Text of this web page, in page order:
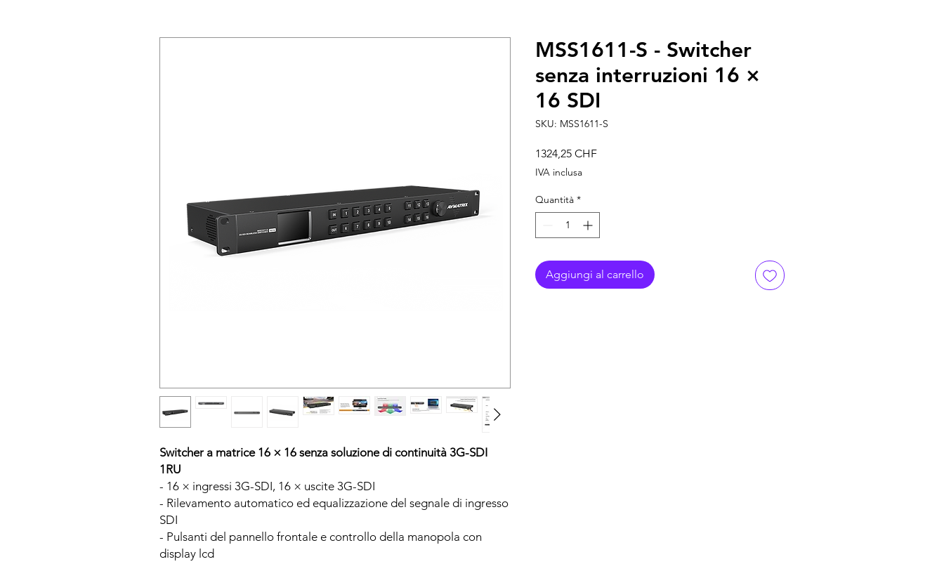
Switcher a matrice 16 × 16 senza soluzione di continuità 3G-SDI
1RU
- 16 × ingressi 3G-SDI, 16 × uscite 3G-SDI
- Rilevamento automatico ed equalizzazione del segnale di ingresso
SDI
- Pulsanti del pannello frontale e controllo della manopola con
display lcd
MSS1611-S - Switcher
senza interruzioni 16 ×
16 SDI
SKU: MSS1611-S
1324,25 CHFPrezzo
IVA inclusa
Quantità *
Aggiungi al carrello